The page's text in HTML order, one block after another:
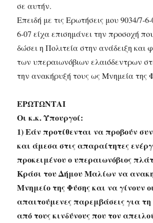
σε αυτήν.
Επειδή με τις Ερωτήσεις μου 9034/7-
6-07 είχα επισημάνει την προσοχή
δώσει η Πολιτεία στην ανάδειξη και
των υπεραιωνόβιων ελαιόδεντρων
την ανακήρυξή τους ως Μνημεία της
ΕΡΩΤΩΝΤΑΙ
Οι κ.κ. Υπουργοί:
1) Εάν προτίθενται να προβούν
και άμεσα στις απαραίτητες
προκειμένου ο υπεραιωνόβιος
Κράσι του Δήμου Μαλίων να
Μνημείο της Φύσης και να γίνουν
απαιτούμενες παρεμβάσεις για
από τους κινδύνους που τον